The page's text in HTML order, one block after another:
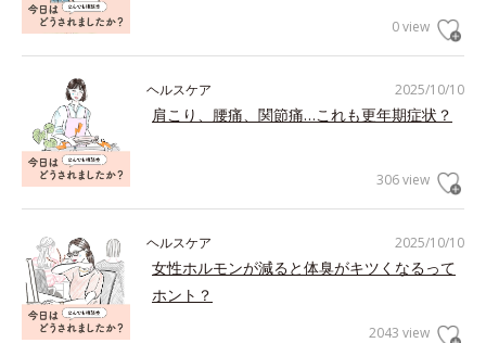
0 view
2025/10/10
ヘルスケア
肩こり、腰痛、関節痛…これも更年期症状？
306 view
2025/10/10
ヘルスケア
女性ホルモンが減ると体臭がキツくなるって
ホント？
2043 view